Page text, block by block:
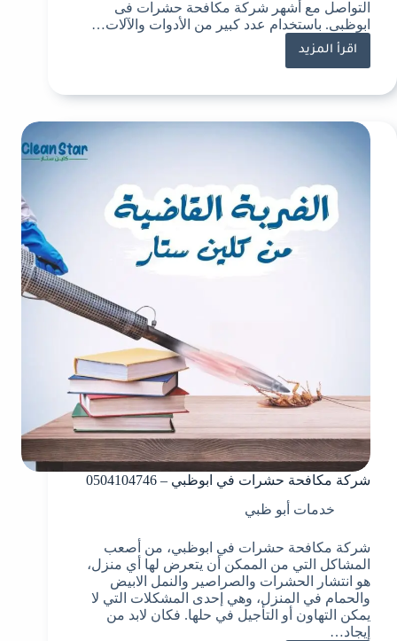
التواصل مع أشهر شركة مكافحة حشرات فى
ابوظبى. باستخدام عدد كبير من الأدوات والآلات…
اقرأ المزيد
شركة مكافحة حشرات في ابوظبي – 0504104746
خدمات أبو ظبي
شركة مكافحة حشرات في ابوظبي، من أصعب
المشاكل التي من الممكن أن يتعرض لها أي منزل،
هو انتشار الحشرات والصراصير والنمل الابيض
والحمام في المنزل، وهي إحدى المشكلات التي لا
يمكن التهاون أو التأجيل في حلها. فكان لابد من
إيجاد…